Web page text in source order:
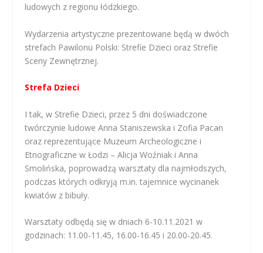
ludowych z regionu łódzkiego.
Wydarzenia artystyczne prezentowane będą w dwóch
strefach Pawilonu Polski: Strefie Dzieci oraz Strefie
Sceny Zewnętrznej.
Strefa Dzieci
I tak, w Strefie Dzieci, przez 5 dni doświadczone
twórczynie ludowe Anna Staniszewska i Zofia Pacan
oraz reprezentujące Muzeum Archeologiczne i
Etnograficzne w Łodzi – Alicja Woźniak i Anna
Smolińska, poprowadzą warsztaty dla najmłodszych,
podczas których odkryją m.in. tajemnice wycinanek
kwiatów z bibuły.
Warsztaty odbędą się w dniach 6-10.11.2021 w
godzinach: 11.00-11.45, 16.00-16.45 i 20.00-20.45.